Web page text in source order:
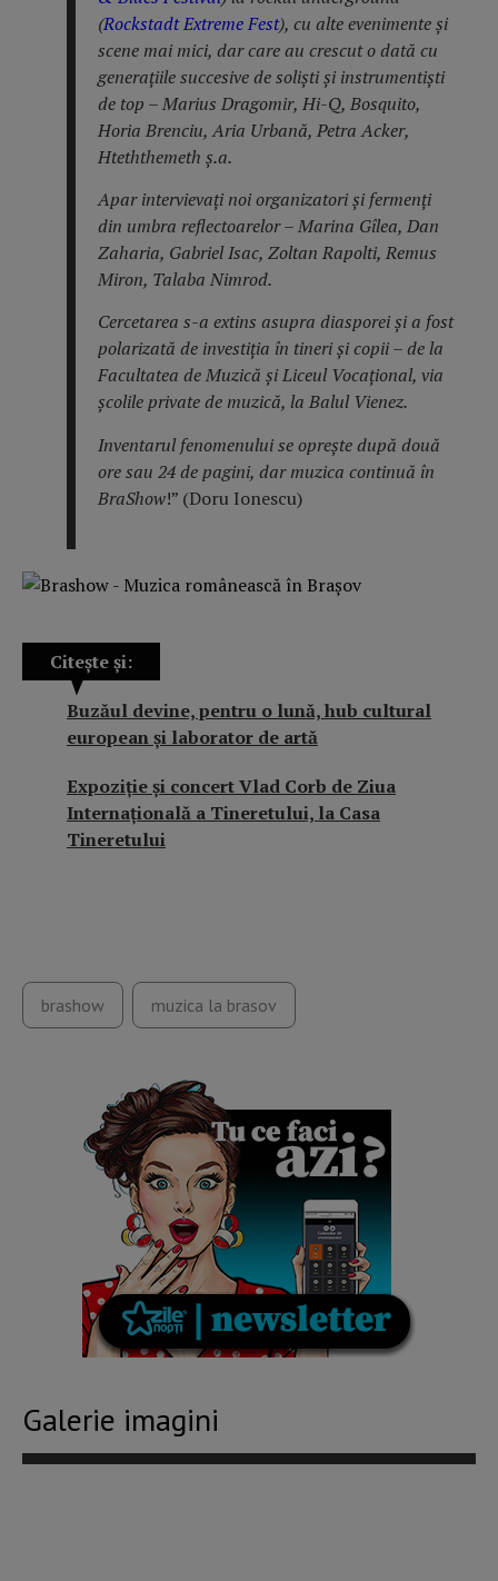
(Rockstadt Extreme Fest), cu alte evenimente și
scene mai mici, dar care au crescut o dată cu
generațiile succesive de soliști și instrumentiști
de top – Marius Dragomir, Hi-Q, Bosquito,
Horia Brenciu, Aria Urbană, Petra Acker,
Hteththemeth ș.a.
Apar intervievați noi organizatori și fermenți
din umbra reflectoarelor – Marina Gîlea, Dan
Zaharia, Gabriel Isac, Zoltan Rapolti, Remus
Miron, Talaba Nimrod.
Cercetarea s-a extins asupra diasporei și a fost
polarizată de investiția în tineri și copii – de la
Facultatea de Muzică și Liceul Vocațional, via
școlile private de muzică, la Balul Vienez.
Inventarul fenomenului se oprește după două
ore sau 24 de pagini, dar muzica continuă în
BraShow!” (Doru Ionescu)
Citește și:
Buzăul devine, pentru o lună, hub cultural
european și laborator de artă
Expoziție și concert Vlad Corb de Ziua
Internațională a Tineretului, la Casa
Tineretului
brashow muzica la brasov
Galerie imagini